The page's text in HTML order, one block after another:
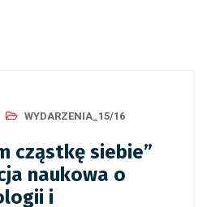
WYDARZENIA_15/16
cząstkę siebie”
naukowa o
i